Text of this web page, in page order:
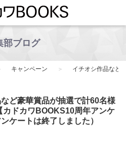
部ブログ
キャンペーン イチオシ作品など
ど豪華賞品が抽選で計60名様
カドカワBOOKS10周年アンケ
ケートは終了しました）